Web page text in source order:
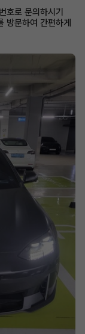
호로 문의하시기
문하여 간편하게